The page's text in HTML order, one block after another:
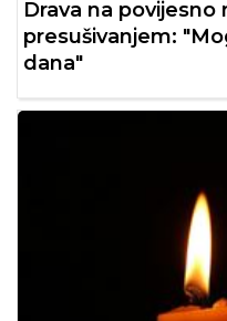
Drava na povijesno
presušivanjem:
dana"